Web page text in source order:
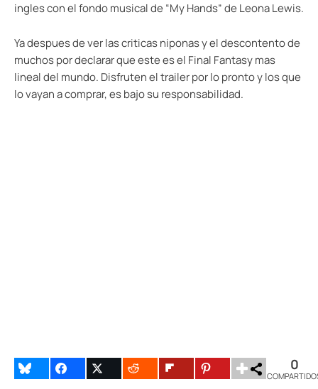
ingles con el fondo musical de “My Hands” de Leona Lewis.
Ya despues de ver las criticas niponas y el descontento de
muchos por declarar que este es el Final Fantasy mas
lineal del mundo. Disfruten el trailer por lo pronto y los que
lo vayan a comprar, es bajo su responsabilidad.
0